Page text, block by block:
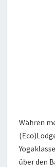
Währen
über den